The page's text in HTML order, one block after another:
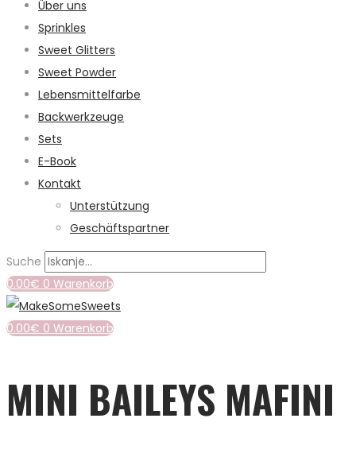
Über uns
Sprinkles
Sweet Glitters
Sweet Powder
Lebensmittelfarbe
Backwerkzeuge
Sets
E-Book
Kontakt
Unterstützung
Geschäftspartner
Suche
0.00€ 0 Warenkorb
0.00€ 0 Warenkorb
MINI BAILEYS MAFINI